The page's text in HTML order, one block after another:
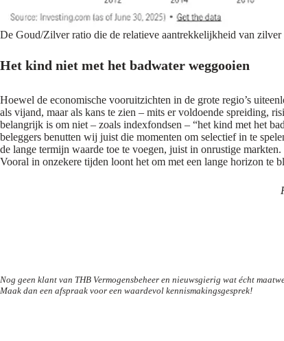
De Goud/Zilver ratio die de relatieve aantrekkelijkheid van
Het kind niet met het badwater weggooien
Hoewel de economische vooruitzichten in de grote regio’s
als vijand, maar als kans te zien – mits er voldoende spreiding,
belangrijk is om niet – zoals indexfondsen – “het kind met het
beleggers benutten wij juist die momenten om selectief in te
de lange termijn waarde toe te voegen, juist in onrustige markten.
Vooral in onzekere tijden loont het om met een lange horizon te
Nog geen klant van THB Vermogensbeheer en nieuwsgierig wat écht
Maak dan een afspraak voor een waardevol kennismakingsgesprek!